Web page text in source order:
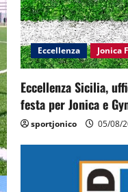
Eccellenza Jonica
Eccellenza Sicilia,
festa per Jonica e
sportjonico 05/08/